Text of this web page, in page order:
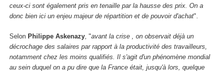
ceux-ci sont également pris en tenaille par la hausse des prix. On a
donc bien ici un enjeu majeur de répartition et de pouvoir d'achat".
Selon Philippe Askenazy , "avant la crise , on observait déjà un
décrochage des salaires par rapport à la productivité des travailleurs,
notamment chez les moins qualifiés. Il s'agit d'un phénomène mondial
au sein duquel on a pu dire que la France était, jusqu'à lors, quelque